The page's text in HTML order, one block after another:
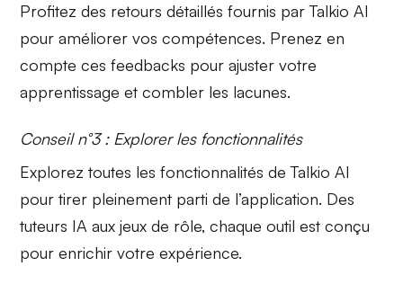
Profitez des retours détaillés fournis par Talkio AI
pour améliorer vos compétences. Prenez en
compte ces feedbacks pour ajuster votre
apprentissage et combler les lacunes.
Conseil n°3 : Explorer les fonctionnalités
Explorez toutes les fonctionnalités de Talkio AI
pour tirer pleinement parti de l’application. Des
tuteurs IA aux jeux de rôle, chaque outil est conçu
pour enrichir votre expérience.